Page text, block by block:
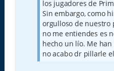
los jugadores de
Sin embargo, como
orgulloso de nuestro
no me entiendes es
hecho un lío. Me
no acabo dr pillarle